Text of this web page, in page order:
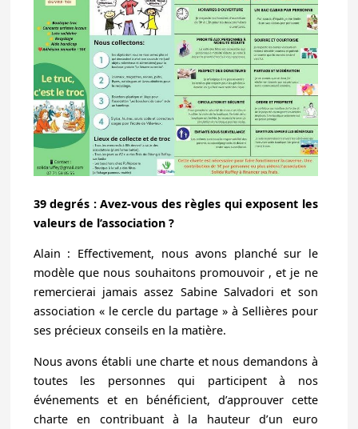
39 degrés : Avez-vous des règles qui exposent les
valeurs de l’association ?
Alain : Effectivement, nous avons planché sur le
modèle que nous souhaitons promouvoir , et je ne
remercierai jamais assez Sabine Salvadori et son
association « le cercle du partage » à Sellières pour
ses précieux conseils en la matière.
Nous avons établi une charte et nous demandons à
toutes les personnes qui participent à nos
événements et en bénéficient, d’approuver cette
charte en contribuant à la hauteur d’un euro